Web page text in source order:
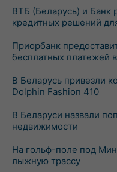
ВТБ (Беларусь) и Банк
кредитных решений
Приорбанк
бесплатных платежей
В Беларусь привезли
Dolphin Fashion 410
В Беларуси назвали
недвижимости
На гольф-поле под
лыжную трассу